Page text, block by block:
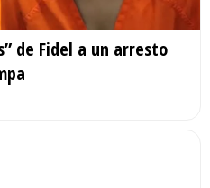
de Fidel a un arresto